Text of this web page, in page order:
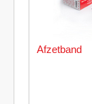
Afzetband